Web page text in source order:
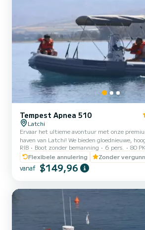
Tempest Apnea 510
Latchi
Ervaar het ultieme avontuur met onze
haven van Latchi! We bieden gloednieuwe,
speedboten, volledig uitgerust met moderne
essentiële veiligheidsuitrusting. Of je nu op
spanning of ontspanning, onze hoogwaardige
onvergetelijke dag op het water. De
je voorkeuren past. Tempest Apnea 510. De
RIB Boot zonder bemanning 6 pers. 80
Flexibele annulering
Zonder
vanaf $149,96